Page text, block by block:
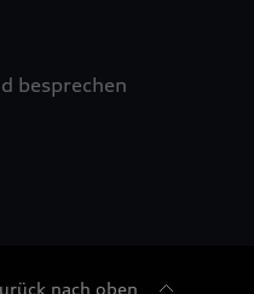
besprechen
nach oben